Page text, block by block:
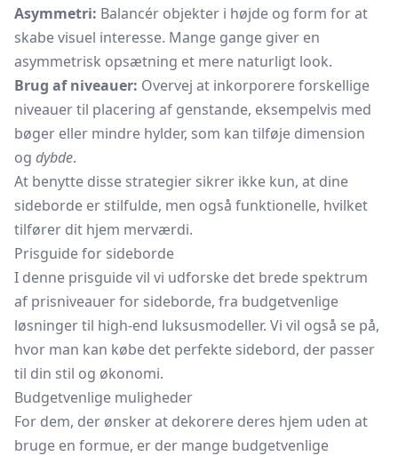
Asymmetri: Balancér objekter i højde og form for at
skabe visuel interesse. Mange gange giver en
asymmetrisk opsætning et mere naturligt look.
Brug af niveauer: Overvej at inkorporere forskellige
niveauer til placering af genstande, eksempelvis med
bøger eller mindre hylder, som kan tilføje dimension
og dybde.
At benytte disse strategier sikrer ikke kun, at dine
sideborde er stilfulde, men også funktionelle, hvilket
tilfører dit hjem merværdi.
Prisguide for sideborde
I denne prisguide vil vi udforske det brede spektrum
af prisniveauer for sideborde, fra budgetvenlige
løsninger til high-end luksusmodeller. Vi vil også se på,
hvor man kan købe det perfekte sidebord, der passer
til din stil og økonomi.
Budgetvenlige muligheder
For dem, der ønsker at dekorere deres hjem uden at
bruge en formue, er der mange budgetvenlige